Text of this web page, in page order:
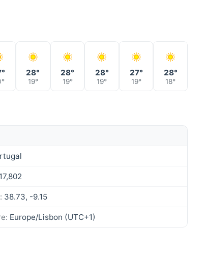
28°
19°
28°
19°
28°
19°
27°
19°
28°
18°
38.73, -9.15
Europe/Lisbon (UTC+1)